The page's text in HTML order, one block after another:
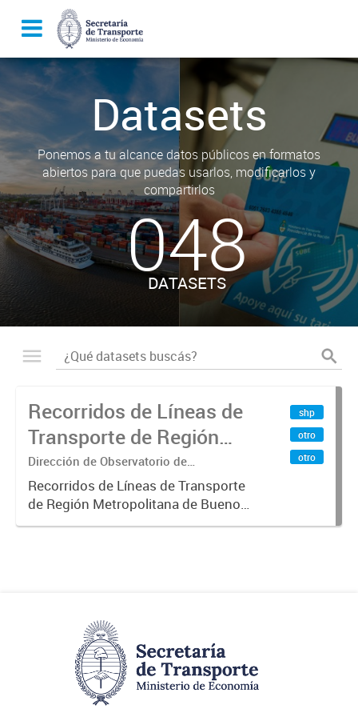
Datasets
Ponemos a tu alcance datos públicos en formatos
abiertos para que puedas usarlos, modificarlos y
compartirlos
048
DATASETS
Recorridos de Líneas de
Transporte de Región
Metropolitana de
Buenos Aires (RMBA)
Dirección de Observatorio de
Transporte, Estudio y Sistemas
Recorridos de Líneas de Transporte
de Región Metropolitana de Buenos
Aires (RMBA).-
shp
otro
otro